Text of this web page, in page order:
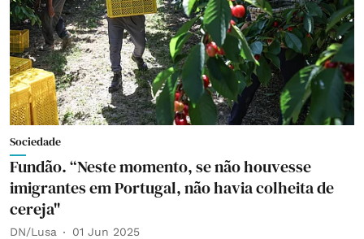
Sociedade
Fundão. “Neste momento, se não houvesse
imigrantes em Portugal, não havia colheita de
cereja"
DN/Lusa 01 Jun 2025